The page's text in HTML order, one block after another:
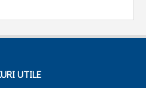
UTILE